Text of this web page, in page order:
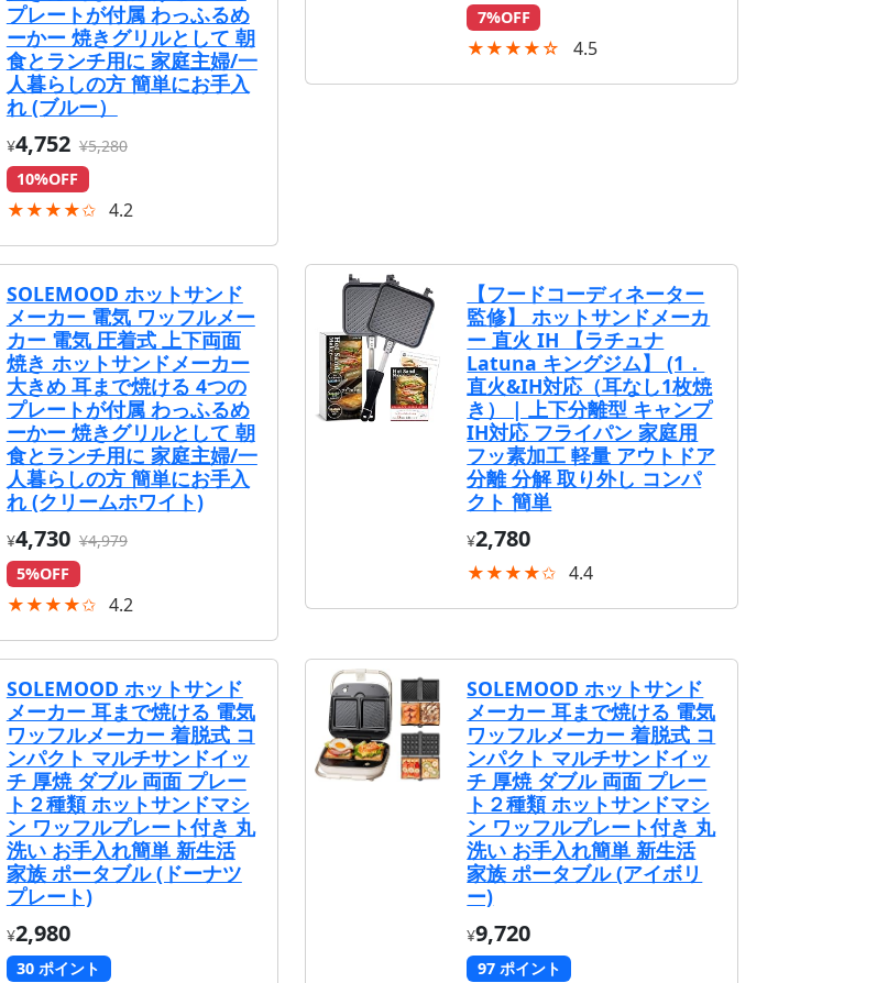
プレートが付属 わっふるめ
ーかー 焼きグリルとして 朝
食とランチ用に 家庭主婦/一
人暮らしの方 簡単にお手入
れ (ブルー）
¥4,752 ¥5,280
10%OFF
★★★★✩ 4.2
7%OFF
★★★★☆ 4.5
SOLEMOOD ホットサンド
メーカー 電気 ワッフルメー
カー 電気 圧着式 上下両面
焼き ホットサンドメーカー
大きめ 耳まで焼ける 4つの
プレートが付属 わっふるめ
ーかー 焼きグリルとして 朝
食とランチ用に 家庭主婦/一
人暮らしの方 簡単にお手入
れ (クリームホワイト)
¥4,730 ¥4,979
5%OFF
★★★★✩ 4.2
【フードコーディネーター
監修】 ホットサンドメーカ
ー 直火 IH 【ラチュナ
Latuna キングジム】 (1．
直火&IH対応（耳なし1枚焼
き） | 上下分離型 キャンプ
IH対応 フライパン 家庭用
フッ素加工 軽量 アウトドア
分離 分解 取り外し コンパ
クト 簡単
¥2,780
★★★★✩ 4.4
SOLEMOOD ホットサンド
メーカー 耳まで焼ける 電気
ワッフルメーカー 着脱式 コ
ンパクト マルチサンドイッ
チ 厚焼 ダブル 両面 プレー
ト２種類 ホットサンドマシ
ン ワッフルプレート付き 丸
洗い お手入れ簡単 新生活
家族 ポータブル (ドーナツ
プレート)
¥2,980
30 ポイント
SOLEMOOD ホットサンド
メーカー 耳まで焼ける 電気
ワッフルメーカー 着脱式 コ
ンパクト マルチサンドイッ
チ 厚焼 ダブル 両面 プレー
ト２種類 ホットサンドマシ
ン ワッフルプレート付き 丸
洗い お手入れ簡単 新生活
家族 ポータブル (アイボリ
ー)
¥9,720
97 ポイント